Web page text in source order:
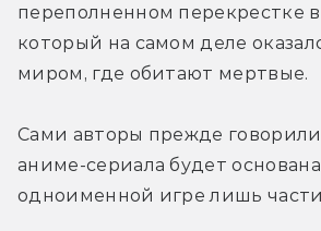
переполненном перекрестке
который на самом деле
миром, где обитают мертвые.
Сами авторы прежде
аниме-сериала будет
одноименной игре лишь